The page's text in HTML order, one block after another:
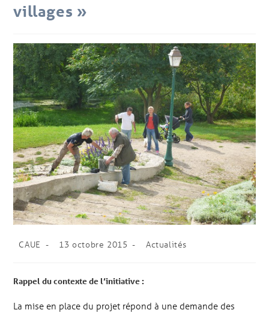
villages »
CAUE 13 octobre 2015 Actualités
Rappel du contexte de l’initiative :
La mise en place du projet répond à une demande des